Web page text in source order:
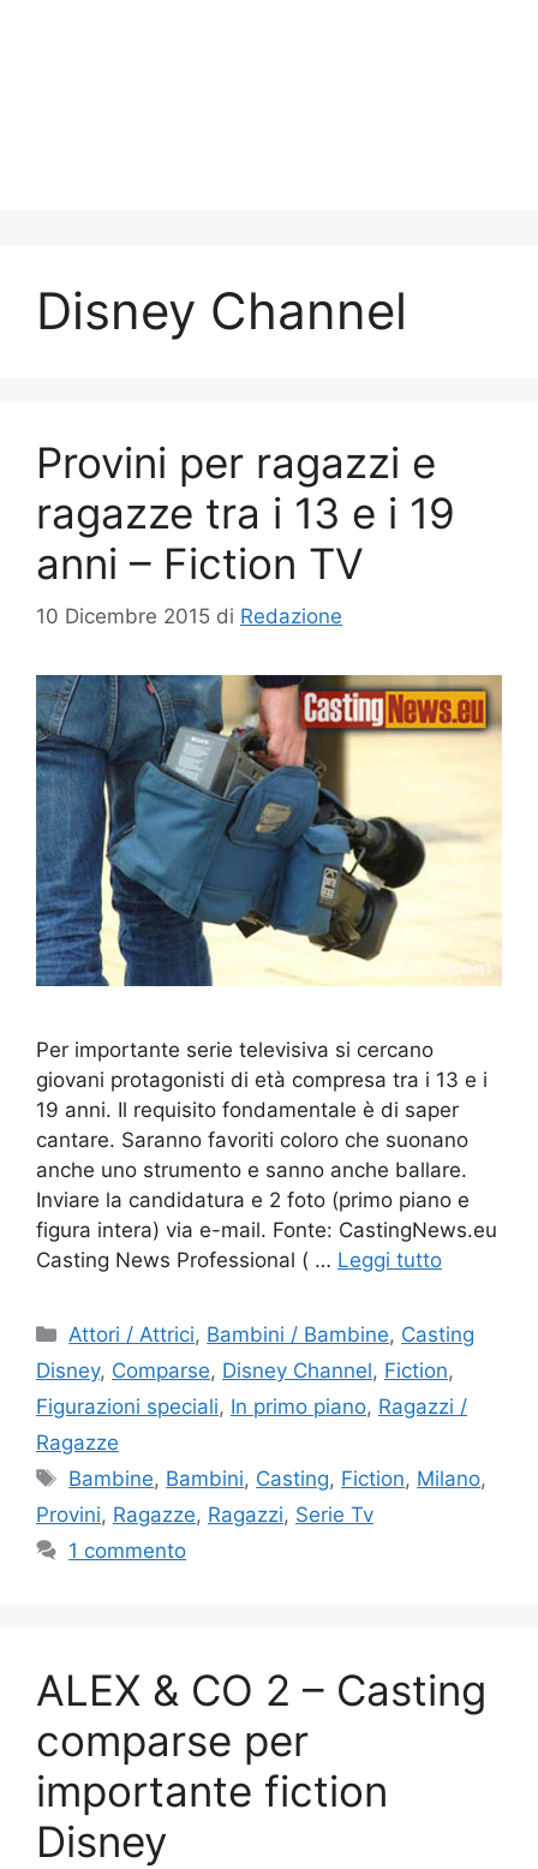
Disney Channel
Provini per ragazzi e
ragazze tra i 13 e i 19
anni – Fiction TV
10 Dicembre 2015 di Redazione
Per importante serie televisiva si cercano
giovani protagonisti di età compresa tra i 13 e i
19 anni. Il requisito fondamentale è di saper
cantare. Saranno favoriti coloro che suonano
anche uno strumento e sanno anche ballare.
Inviare la candidatura e 2 foto (primo piano e
figura intera) via e-mail. Fonte: CastingNews.eu
Casting News Professional ( … Leggi tutto
Categorie
Attori / Attrici, Bambini / Bambine, Casting
Disney, Comparse, Disney Channel, Fiction,
Figurazioni speciali, In primo piano, Ragazzi /
Ragazze
Tag
Bambine, Bambini, Casting, Fiction, Milano,
Provini, Ragazze, Ragazzi, Serie Tv
1 commento
ALEX & CO 2 – Casting
comparse per
importante fiction
Disney